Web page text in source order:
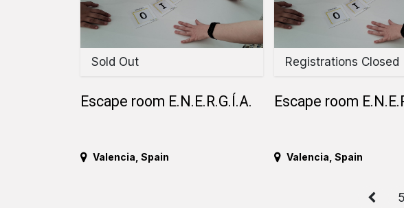
Sold Out
Escape room E.N.E.R.G.Í.A.
Valencia Spain
Registrations Closed
Escape room
Valencia Spain
5